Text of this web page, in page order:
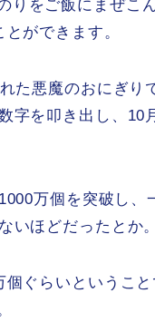
をご飯にまぜこ
ができます。
た悪魔のおにぎり
字を叩き出し、10
万個を突破し、
いほどだったとか。
ぐらいというこ